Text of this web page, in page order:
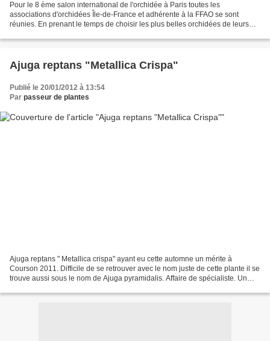
Pour le 8 ème salon international de l'orchidée à Paris toutes les
associations d'orchidées Île-de-France et adhérente à la FFAO se sont
réunies. En prenant le temps de choisir les plus belles orchidées de leurs
Ajuga reptans "Metallica Crispa"
Publié le 20/01/2012 à 13:54
Par passeur de plantes
Ajuga reptans " Metallica crispa" ayant eu cette automne un mérite à
Courson 2011. Difficile de se retrouver avec le nom juste de cette plante il se
trouve aussi sous le nom de Ajuga pyramidalis. Affaire de spécialiste. Un